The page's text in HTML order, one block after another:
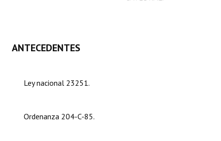
Digesto
DOCUMENTOS
ANTECEDENTES
Ley nacional 23251.
Ordenanza 204-C-85.